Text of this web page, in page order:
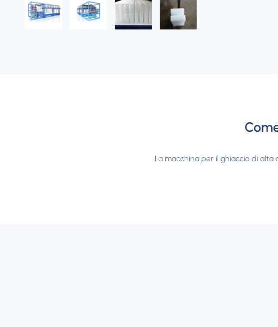
La macchina per il ghiaccio di